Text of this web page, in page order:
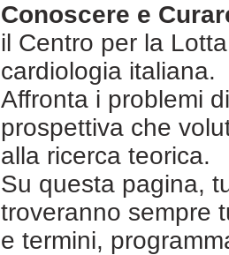
Conoscere e
il Centro per la
cardiologia italiana.
Affronta i problemi
prospettiva che
alla ricerca teorica.
Su questa pagina,
troveranno sempre
e termini,